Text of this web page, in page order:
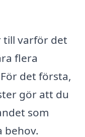
till varför det
flera
det första,
gör att du
som
behov.